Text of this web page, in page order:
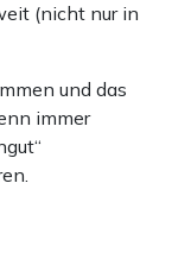
(nicht nur in
und das
immer